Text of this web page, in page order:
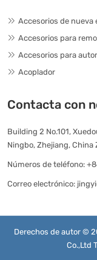
Accesorios de nueva
Accesorios para
Accesorios para
Acoplador
Contacta con
Building 2 No.101,
Ningbo, Zhejiang, China
Números de teléfono:
Correo electrónico:
Derechos de autor ©
Co.,Ltd